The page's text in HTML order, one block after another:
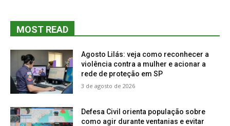
MOST READ
Agosto Lilás: veja como reconhecer a
violência contra a mulher e acionar a
rede de proteção em SP
3 de agosto de 2026
Defesa Civil orienta população sobre
como agir durante ventanias e evitar